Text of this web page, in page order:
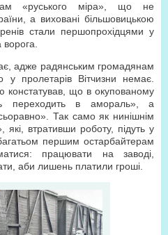
«руського міра», що не
а виховані більшовицькою
стали першопрохідцями у
адже радянським громадянам
пролетарів Вітчизни немає.
констатував, що в окупованому
переходить в амораль», а
Так само як нинішнім
які, втративши роботу, підуть у
першим остарбайтерам
працювати на заводі,
аби лишень платили гроші.